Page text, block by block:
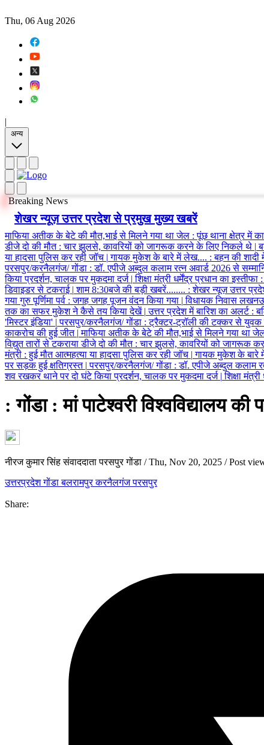
Thu, 06 Aug 2026
|
अन्य
Breaking News
शेखर न्यूज़ उत्तर प्रदेश से प्रमुख मुख्य खबरें
माफिया अतीक के बेटे की मौत,भाई से मिलने गया था जेल : पूंछ थाना क्षेत्र में
डीजे दो की मौत : चार झुलसे, कावरियों को जागरूक करने के लिए निकले थे |
या हादसा पुलिस कर रही जॉच | गायक मुकेश के बारे में लेख.... : बहन की
परसपुर/करनैलगंज/ गोंडा : डॉ. एपीजे अब्दुल कलाम रत्न अवार्ड 2026 से
किया प्रदर्शन, चालक पर मुकदमा दर्ज | शिक्षा मंत्री धर्मेंद्र प्रधान का इस्तीफा :
डिवाइडर से टकराई | शाम 8:30बजे की बड़ी खबरें........ : शेखर न्यूज़ उत्तर
गया गुरु पूर्णिमा पर्व : जगह जगह पूजन वंदन किया गया | विधायक निवास लखनऊ
तक का सफर मुकेश ने कैसे तय किया देखें | उत्तर प्रदेश में बारिश का अलर्ट :
'मिस्टर इंडिया' | परसपुर/करनैलगंज/ गोंडा : ट्रैक्टर-ट्रॉली की टक्कर से युवक
काकरोच की हुई जीत | माफिया अतीक के बेटे की मौत,भाई से मिलने गया था
विद्युत तारों से टकराया डीजे दो की मौत : चार झुलसे, कावरियों को जागरूक
मंत्री : हुई मौत आत्महत्या या हादसा पुलिस कर रही जॉच | गायक मुकेश के बारे
पर सड़क हुई क्षतिग्रस्त | परसपुर/करनैलगंज/ गोंडा : डॉ. एपीजे अब्दुल कलाम
शव रखकर थाने पर दो घंटे किया प्रदर्शन, चालक पर मुकदमा दर्ज | शिक्षा
: गोंडा : मां पाटेश्वरी विश्वविद्यालय
नीरज कुमार सिंह संवाददाता परसपुर गोंडा /Thu, Nov 20, 2025 /Post
उत्तरप्रदेशगोंडाबलरामपुरकरनैलगंज परसपुर
Share: